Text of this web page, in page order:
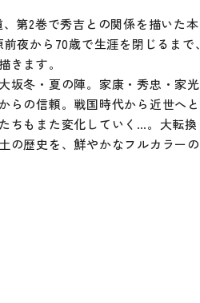
第2巻で秀吉との関係を描いた本
夜から70歳で生涯を閉じるまで、
きます。
坂冬・夏の陣。家康・秀忠・家光
らの信頼。戦国時代から近世へと
ちもまた変化していく…。大転換
の歴史を、鮮やかなフルカラーの